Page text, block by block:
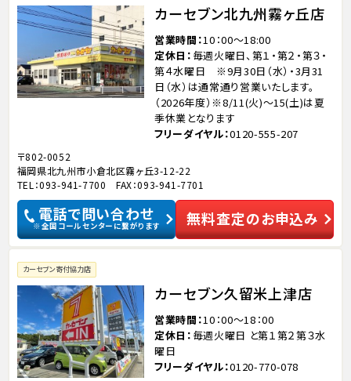
カーセブン北九州霧ヶ丘店
営業時間 10：00～18:00
定休日
毎週火曜日、第１・第２・第３・
第４水曜日 ※9月30日（水）・3月31
日（水）は通常通り営業いたします。
（2026年度）※8/11(火)～15(土)は夏
季休業となります
フリーダイヤル 0120-555-207
〒802-0052
福岡県北九州市小倉北区霧ヶ丘3-12-22
TEL：093-941-7700 FAX：093-941-7701
電話で問い合わせ
※全国コールセンターに繋がります 無料査定のお申込み
カーセブン寄付協力店
カーセブン久留米上津店
営業時間 10：00～18：00
定休日
毎週火曜日 と第１第２第３水
曜日
フリーダイヤル 0120-770-078